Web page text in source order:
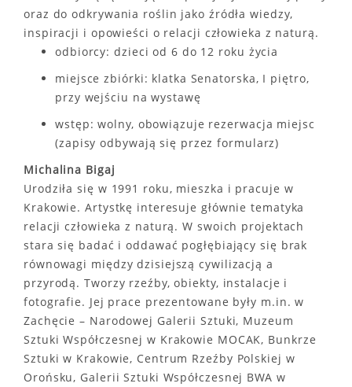
oraz do odkrywania roślin jako źródła wiedzy,
inspiracji i opowieści o relacji człowieka z naturą.
odbiorcy: dzieci od 6 do 12 roku życia
miejsce zbiórki: klatka Senatorska, I piętro,
przy wejściu na wystawę
wstęp: wolny, obowiązuje rezerwacja miejsc
(zapisy odbywają się przez formularz)
Michalina Bigaj
Urodziła się w 1991 roku, mieszka i pracuje w
Krakowie. Artystkę interesuje głównie tematyka
relacji człowieka z naturą. W swoich projektach
stara się badać i oddawać pogłębiający się brak
równowagi między dzisiejszą cywilizacją a
przyrodą. Tworzy rzeźby, obiekty, instalacje i
fotografie. Jej prace prezentowane były m.in. w
Zachęcie – Narodowej Galerii Sztuki, Muzeum
Sztuki Współczesnej w Krakowie MOCAK, Bunkrze
Sztuki w Krakowie, Centrum Rzeźby Polskiej w
Orońsku, Galerii Sztuki Współczesnej BWA w